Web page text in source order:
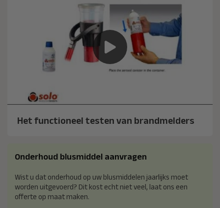
Het functioneel testen van brandmelders
Onderhoud blusmiddel aanvragen
Wist u dat onderhoud op uw blusmiddelen jaarlijks moet
worden uitgevoerd? Dit kost echt niet veel, laat ons een
offerte op maat maken.